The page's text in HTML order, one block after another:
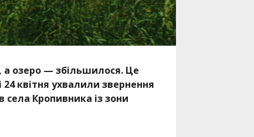
озеро — збільшилося. Це
квітня ухвалили звернення
села Кропивника із зони